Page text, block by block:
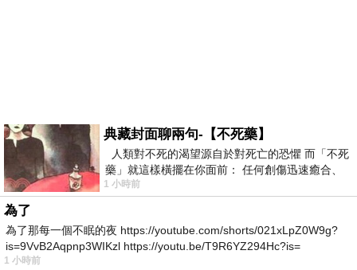
典藏封面聊兩句-【不死藥】
人類對不死的渴望源自於對死亡的恐懼 而「不死
藥」就這樣橫擺在你面前： 任何創傷迅速癒合、
停止衰老、痛覺消失…堪
1 小時前
為了
為了那每一個不眠的夜 https://youtube.com/shorts/021xLpZ0W9g?
is=9VvB2Aqpnp3WIKzl https://youtu.be/T9R6YZ294Hc?is=
1 小時前